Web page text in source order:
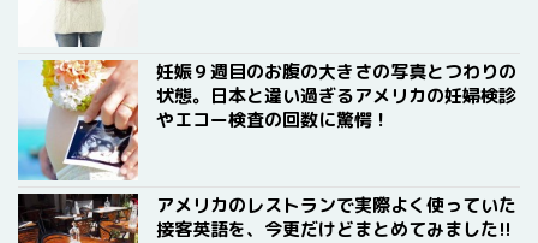
妊娠９週目のお腹の大きさの写真とつわりの
状態。日本と違い過ぎるアメリカの妊婦検診
やエコー検査の回数に驚愕！
アメリカのレストランで実際よく使っていた
接客英語を、今更だけどまとめてみました!!